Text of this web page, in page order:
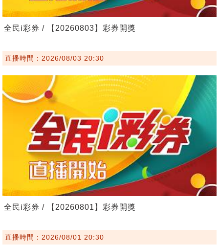
全民i彩券 / 【20260803】彩券開獎
直播時間：2026/08/03 20:30
全民i彩券 / 【20260801】彩券開獎
直播時間：2026/08/01 20:30